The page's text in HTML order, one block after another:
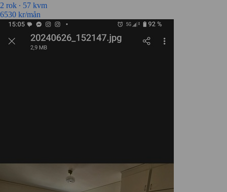
2 rok ∙ 57 kvm
6530 kr/mån